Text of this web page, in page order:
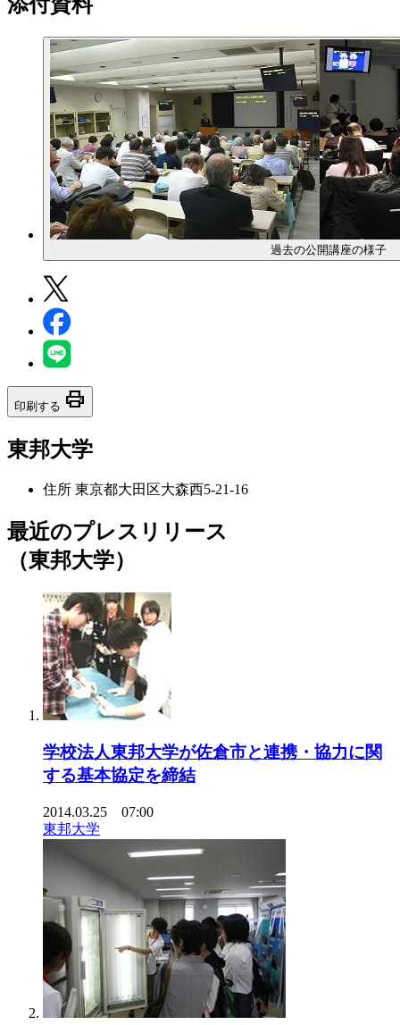
過去の公開講座の様子
印刷する print
東邦大学
住所 東京都大田区大森西5-21-16
最近のプレスリリース
（東邦大学）
学校法人東邦大学が佐倉市と連携・協力に関
する基本協定を締結
2014.03.25 07:00
東邦大学